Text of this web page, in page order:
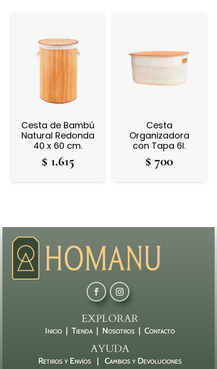
Cesta de Bambú
Natural Redonda
40 x 60 cm.
$ 1.615
Cesta
Organizadora
con Tapa 6l.
$ 700
EXPLORAR
Inicio | Tienda | Nosotros | Contacto
AYUDA
Retiros y Envíos | Cambios y Devoluciones